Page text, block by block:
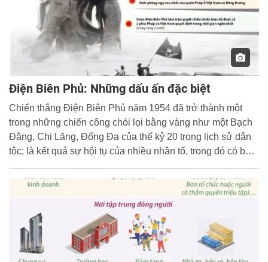
Điện Biên Phủ: Những dấu ấn đặc biệt
Chiến thắng Điện Biên Phủ năm 1954 đã trở thành một
trong những chiến công chói lọi bằng vàng như một Bạch
Đằng, Chi Lăng, Đống Đa của thế kỷ 20 trong lịch sử dân
tộc; là kết quả sự hội tụ của nhiều nhân tố, trong đó có bản